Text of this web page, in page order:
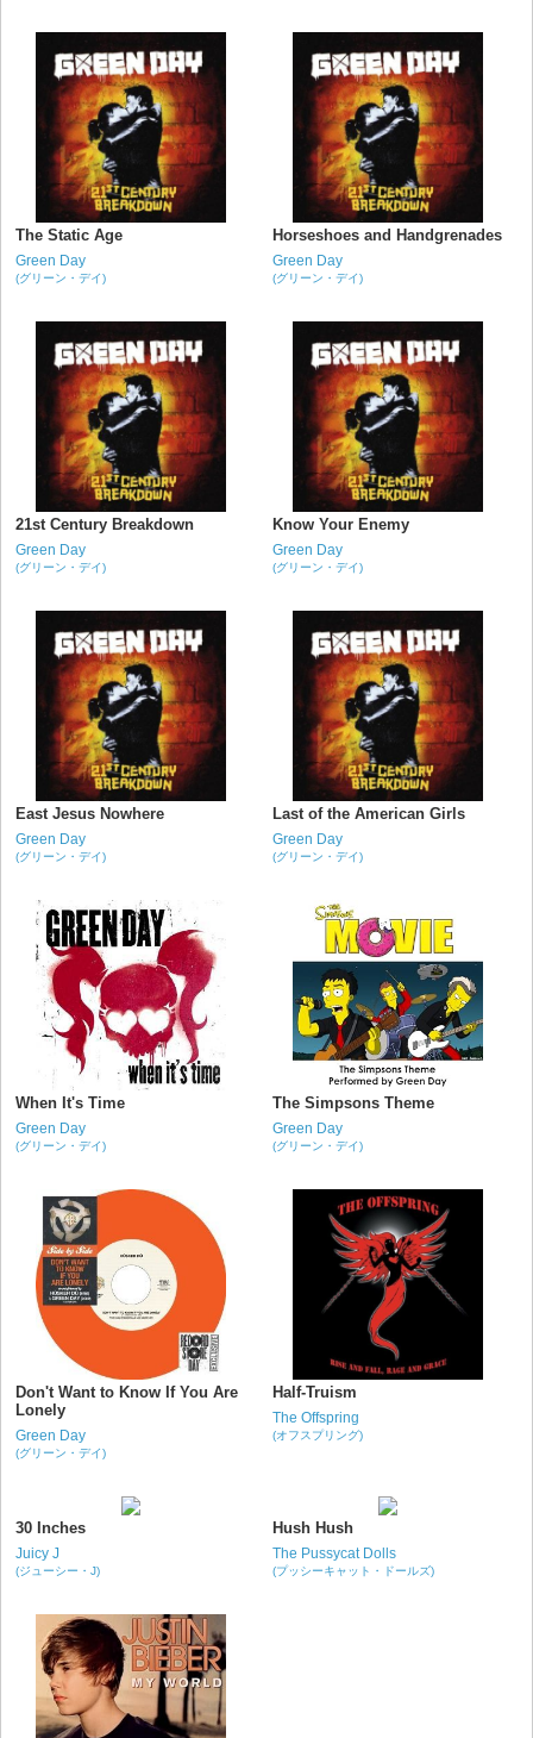
The Static Age
Green Day
(グリーン・デイ)
Horseshoes and Handgrenades
Green Day
(グリーン・デイ)
21st Century Breakdown
Green Day
(グリーン・デイ)
Know Your Enemy
Green Day
(グリーン・デイ)
East Jesus Nowhere
Green Day
(グリーン・デイ)
Last of the American Girls
Green Day
(グリーン・デイ)
When It's Time
Green Day
(グリーン・デイ)
The Simpsons Theme
Green Day
(グリーン・デイ)
Don't Want to Know If You Are
Lonely
Green Day
(グリーン・デイ)
Half-Truism
The Offspring
(オフスプリング)
30 Inches
Juicy J
(ジューシー・J)
Hush Hush
The Pussycat Dolls
(プッシーキャット・ドールズ)